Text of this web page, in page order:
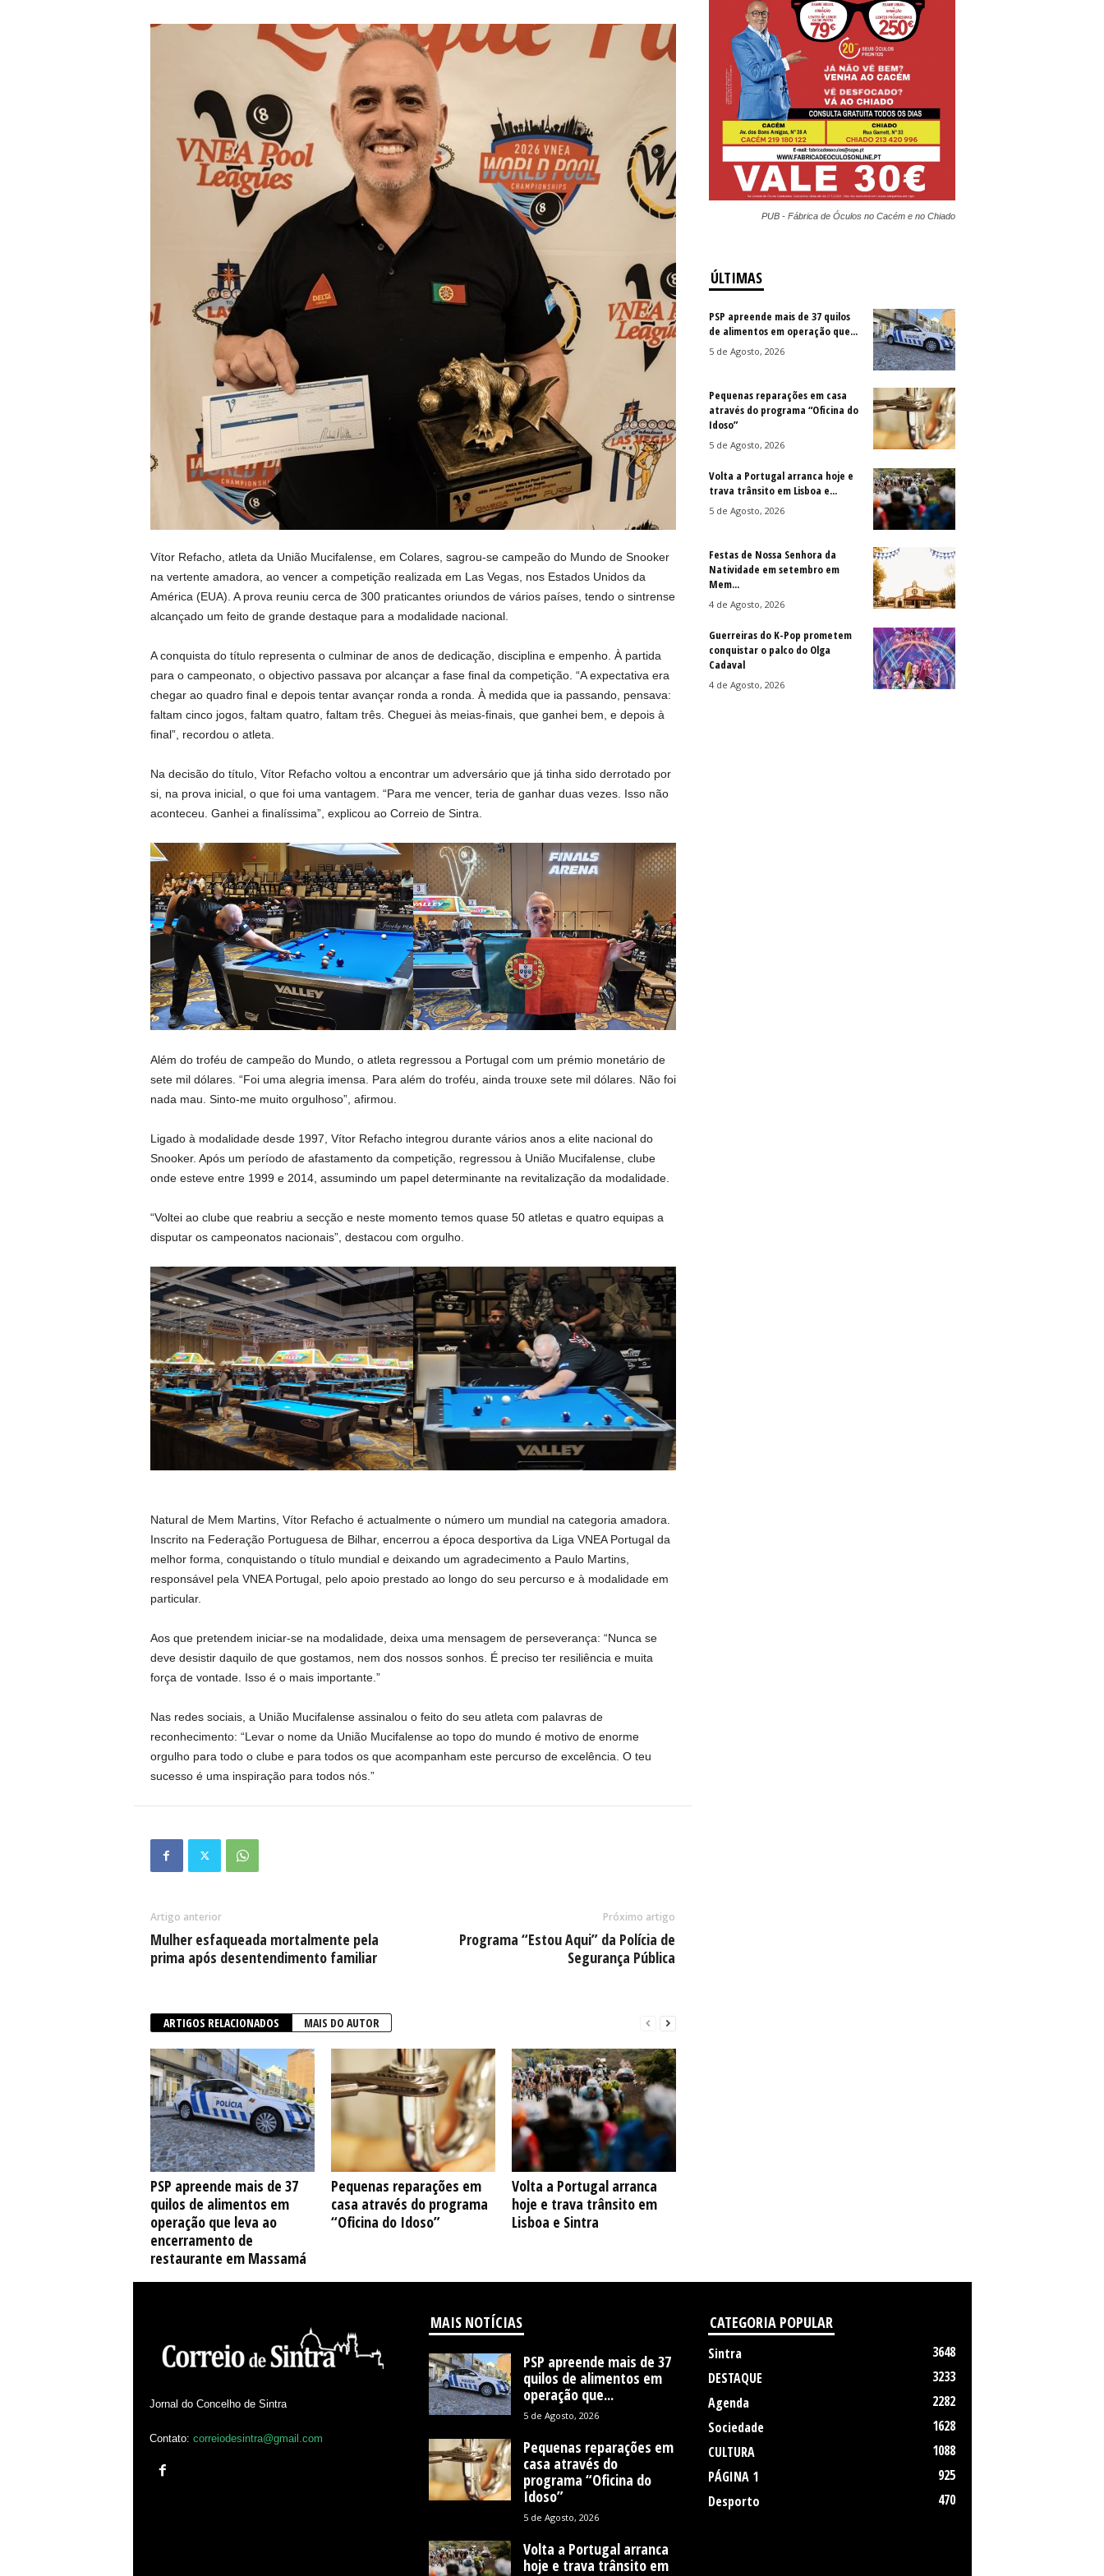
Vítor Refacho, atleta da União Mucifalense, em Colares, sagrou-se campeão do Mundo de Snooker
na vertente amadora, ao vencer a competição realizada em Las Vegas, nos Estados Unidos da
América (EUA). A prova reuniu cerca de 300 praticantes oriundos de vários países, tendo o sintrense
alcançado um feito de grande destaque para a modalidade nacional.
A conquista do título representa o culminar de anos de dedicação, disciplina e empenho. À partida
para o campeonato, o objectivo passava por alcançar a fase final da competição. “A expectativa era
chegar ao quadro final e depois tentar avançar ronda a ronda. À medida que ia passando, pensava:
faltam cinco jogos, faltam quatro, faltam três. Cheguei às meias-finais, que ganhei bem, e depois à
final”, recordou o atleta.
Na decisão do título, Vítor Refacho voltou a encontrar um adversário que já tinha sido derrotado por
si, na prova inicial, o que foi uma vantagem. “Para me vencer, teria de ganhar duas vezes. Isso não
aconteceu. Ganhei a finalíssima”, explicou ao Correio de Sintra.
Além do troféu de campeão do Mundo, o atleta regressou a Portugal com um prémio monetário de
sete mil dólares. “Foi uma alegria imensa. Para além do troféu, ainda trouxe sete mil dólares. Não foi
nada mau. Sinto-me muito orgulhoso”, afirmou.
Ligado à modalidade desde 1997, Vítor Refacho integrou durante vários anos a elite nacional do
Snooker. Após um período de afastamento da competição, regressou à União Mucifalense, clube
onde esteve entre 1999 e 2014, assumindo um papel determinante na revitalização da modalidade.
“Voltei ao clube que reabriu a secção e neste momento temos quase 50 atletas e quatro equipas a
disputar os campeonatos nacionais”, destacou com orgulho.
Natural de Mem Martins, Vítor Refacho é actualmente o número um mundial na categoria amadora.
Inscrito na Federação Portuguesa de Bilhar, encerrou a época desportiva da Liga VNEA Portugal da
melhor forma, conquistando o título mundial e deixando um agradecimento a Paulo Martins,
responsável pela VNEA Portugal, pelo apoio prestado ao longo do seu percurso e à modalidade em
particular.
Aos que pretendem iniciar-se na modalidade, deixa uma mensagem de perseverança: “Nunca se
deve desistir daquilo de que gostamos, nem dos nossos sonhos. É preciso ter resiliência e muita
força de vontade. Isso é o mais importante.”
Nas redes sociais, a União Mucifalense assinalou o feito do seu atleta com palavras de
reconhecimento: “Levar o nome da União Mucifalense ao topo do mundo é motivo de enorme
orgulho para todo o clube e para todos os que acompanham este percurso de excelência. O teu
sucesso é uma inspiração para todos nós.”
Artigo anterior
Mulher esfaqueada mortalmente pela
prima após desentendimento familiar
Próximo artigo
Programa “Estou Aqui” da Polícia de
Segurança Pública
ARTIGOS RELACIONADOS MAIS DO AUTOR
PSP apreende mais de 37
quilos de alimentos em
operação que leva ao
encerramento de
restaurante em Massamá
Pequenas reparações em
casa através do programa
“Oficina do Idoso”
Volta a Portugal arranca
hoje e trava trânsito em
Lisboa e Sintra
PUB - Fábrica de Óculos no Cacém e no Chiado
ÚLTIMAS
PSP apreende mais de 37 quilos
de alimentos em operação que...
5 de Agosto, 2026
Pequenas reparações em casa
através do programa “Oficina do
Idoso”
5 de Agosto, 2026
Volta a Portugal arranca hoje e
trava trânsito em Lisboa e...
5 de Agosto, 2026
Festas de Nossa Senhora da
Natividade em setembro em
Mem...
4 de Agosto, 2026
Guerreiras do K-Pop prometem
conquistar o palco do Olga
Cadaval
4 de Agosto, 2026
Jornal do Concelho de Sintra
Contato: correiodesintra@gmail.com
MAIS NOTÍCIAS
PSP apreende mais de 37
quilos de alimentos em
operação que...
5 de Agosto, 2026
Pequenas reparações em
casa através do
programa “Oficina do
Idoso”
5 de Agosto, 2026
Volta a Portugal arranca
hoje e trava trânsito em
CATEGORIA POPULAR
Sintra
3648
DESTAQUE
3233
Agenda
2282
Sociedade
1628
CULTURA
1088
PÁGINA 1
925
Desporto
470